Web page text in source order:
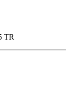
TR